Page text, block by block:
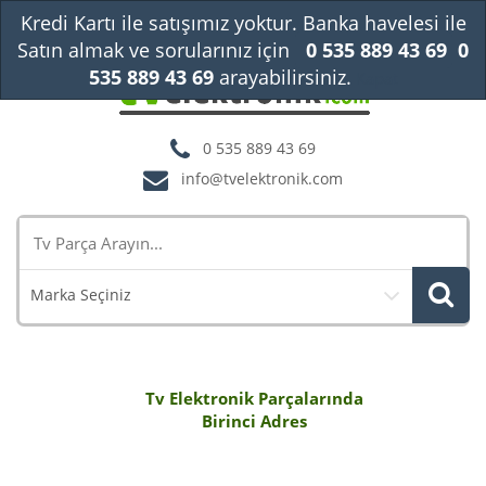
0 535 889 43 69
info@tvelektronik.com
Marka Seçiniz
Tv Elektronik Parçalarında
Birinci Adres
Kredi Kartı ile satışımız yoktur. Banka havelesi ile
Satın almak ve sorularınız için
0 535 889 43 69 0
535 889 43 69arayabilirsiniz.